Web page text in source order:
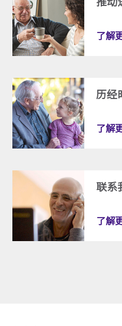
了解
历经
了解
联系
了解